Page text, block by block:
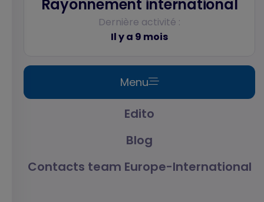
Rayonnement international
Dernière activité :
Il y a 9 mois
Menu
Edito
Blog
Contacts team Europe-International